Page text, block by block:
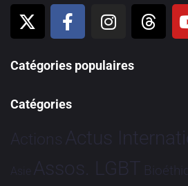
Catégories populaires
Catégories
Actions Actus
Asie Assos. LGBT